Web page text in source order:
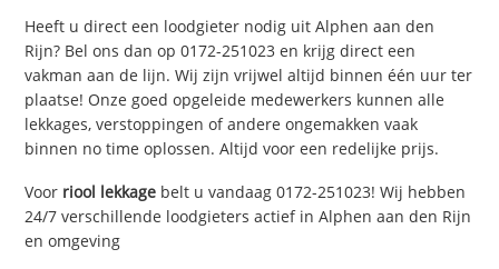
Heeft u direct een loodgieter nodig uit Alphen aan den
Rijn? Bel ons dan op 0172-251023 en krijg direct een
vakman aan de lijn. Wij zijn vrijwel altijd binnen één uur ter
plaatse! Onze goed opgeleide medewerkers kunnen alle
lekkages, verstoppingen of andere ongemakken vaak
binnen no time oplossen. Altijd voor een redelijke prijs.
Voor riool lekkage belt u vandaag 0172-251023! Wij hebben
24/7 verschillende loodgieters actief in Alphen aan den Rijn
en omgeving